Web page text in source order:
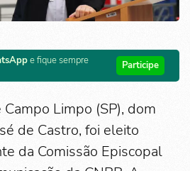
e fique sempre
Participe
Limpo (SP), dom
de Castro, foi eleito
da Comissão Episcopal